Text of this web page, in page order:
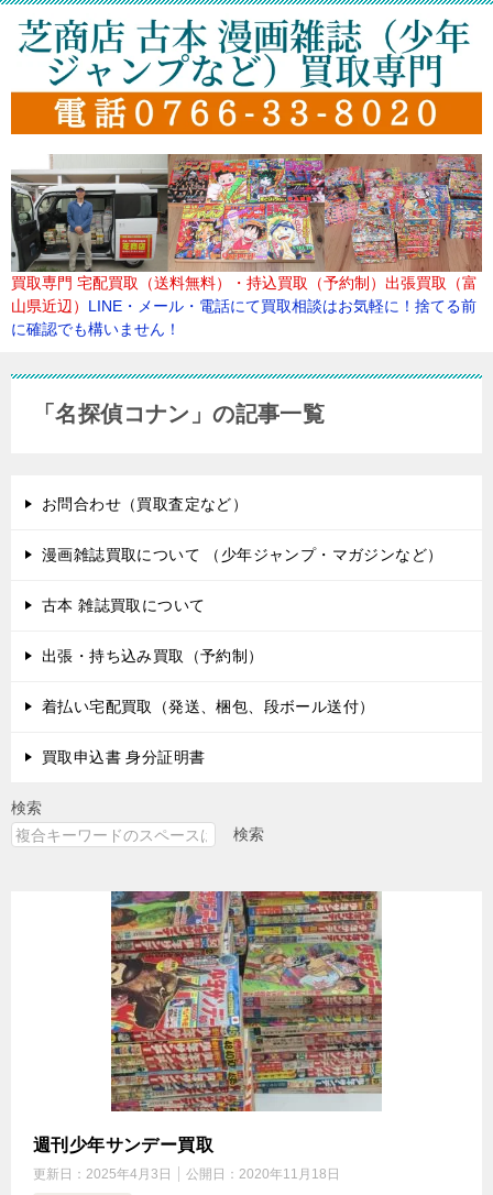
買取専門 宅配買取（送料無料）・持込買取（予約制）出張買取（富
山県近辺） LINE・メール・電話にて買取相談はお気軽に！捨てる前
に確認でも構いません！
「名探偵コナン」の記事一覧
お問合わせ（買取査定など）
漫画雑誌買取について （少年ジャンプ・マガジンなど）
古本 雑誌買取について
出張・持ち込み買取（予約制）
着払い宅配買取（発送、梱包、段ボール送付）
買取申込書 身分証明書
検索
検索
週刊少年サンデー買取
更新日： 2025年4月3日 公開日： 2020年11月18日